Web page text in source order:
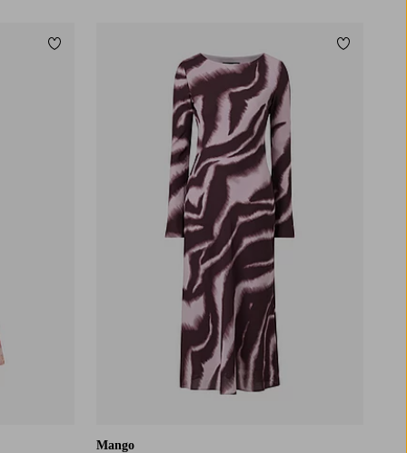
Tilføj til favoritter
Mango
Tilføj til